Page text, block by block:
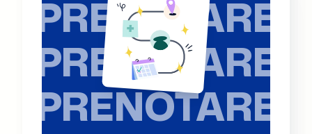
PRENOTARE
PRENOTARE
PRENOTARE